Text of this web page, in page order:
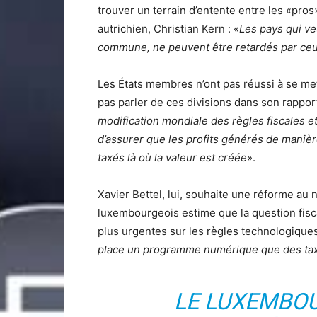
trouver un terrain d’entente entre les
autrichien, Christian Kern : «Les pays qui
commune, ne peuvent être retardés par
Les États membres n’ont pas réussi à se
pas parler de ces divisions dans son
modification mondiale des règles fiscales
d’assurer que les profits générés de
taxés là où la valeur est créée».
Xavier Bettel, lui, souhaite une réforme au
luxembourgeois estime que la question
plus urgentes sur les règles
place un programme numérique que des
LE